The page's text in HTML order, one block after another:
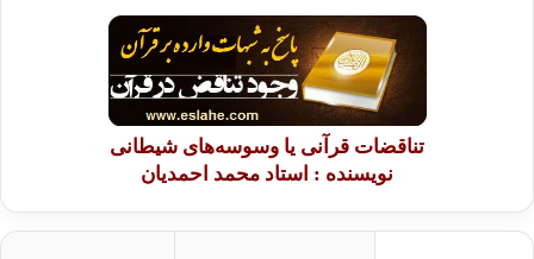
تناقضات قرآنی یا وسوسه‌های شیطانی
نویسنده : استاد محمد احمدیان